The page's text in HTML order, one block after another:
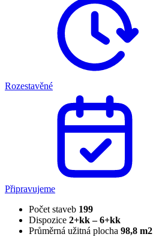
Rozestavěné
Připravujeme
Počet staveb 199
Dispozice 2+kk – 6+kk
Průměrná užitná plocha 98,8 m2